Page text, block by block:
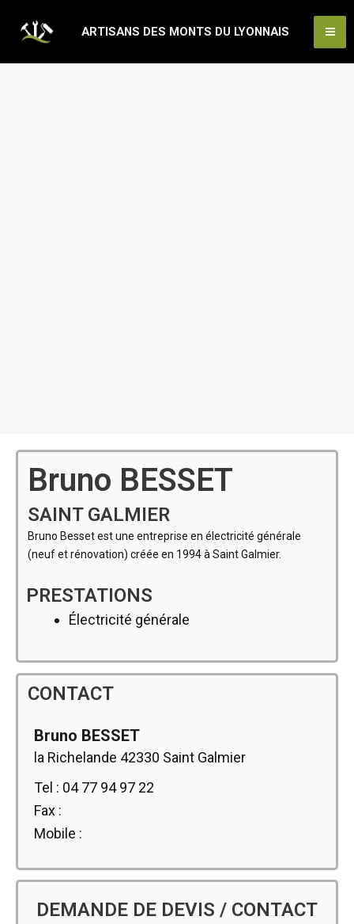
ARTISANS DES MONTS DU LYONNAIS
Bruno BESSET
SAINT GALMIER
Bruno Besset est une entreprise en électricité générale
(neuf et rénovation) créée en 1994 à Saint Galmier.
PRESTATIONS
Électricité générale
CONTACT
Bruno BESSET
la Richelande 42330 Saint Galmier
Tel : 04 77 94 97 22
Fax :
Mobile :
DEMANDE DE DEVIS / CONTACT